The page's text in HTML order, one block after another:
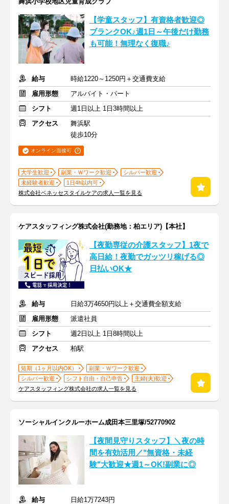
【学童スタッフ】有資格者歓迎◎
ブランクOK♪週1日～午後だけ勤務
も可能！無理なく復職♪
給与
時給1220～1250円＋交通費支給
雇用形態
アルバイト・パート
シフト
週1日以上 1日3時間以上
アクセス
舞浜駅
徒歩10分
オンライン面接可
大学生歓迎 副業・Ｗワーク歓迎
シルバー歓迎
未経験者歓迎
1日4h以内可
株式会社ベネッセスタイルケアの求人一覧を見る
ケアスタッフィング株式会社(勤務地：柏エリア)【本社】
【夜勤専従の介護スタッフ】1夜で
高日給！夜勤でガッツリ稼げる◎
日払いOK★
給与
日給3万4650円以上＋交通費全額支給
雇用形態
派遣社員
シフト
週2日以上 1日8時間以上
アクセス
柏駅
短期（1ヶ月以内OK）
副業・Ｗワーク歓迎
シルバー歓迎
シフト自由・自己申告
主婦(夫)歓迎
ケアスタッフィング株式会社の求人一覧を見る
ソーシャルインクルーホーム成田本三里塚/52770902
【夜間見守りスタッフ】＼夜の時
間を有効活用／"無資格・未経
験"大歓迎★週1～OK!副業に◎
給与
日給1万7243円